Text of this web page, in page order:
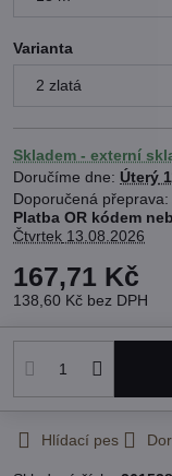
Varianta
Skladem - externí
Doručíme dne: Úterý
Platba OR kódem
Čtvrtek 13.08.2026
167,71 Kč
138,60 Kč bez DPH
Hlídací pes